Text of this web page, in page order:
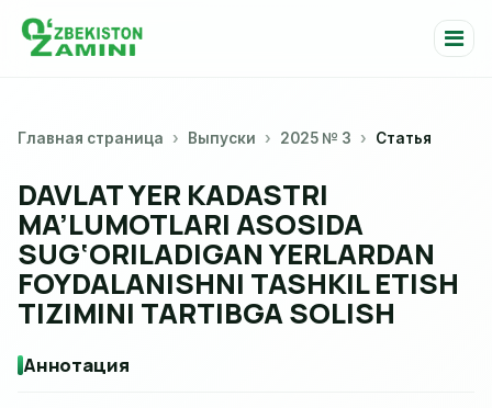
Главная страница Выпуски 2025 № 3 Статья
DAVLAT YER KADASTRI
MA’LUMOTLARI ASOSIDA
SUG‘ORILADIGAN YERLARDAN
FOYDALANISHNI TASHKIL ETISH
TIZIMINI TARTIBGA SOLISH
Аннотация